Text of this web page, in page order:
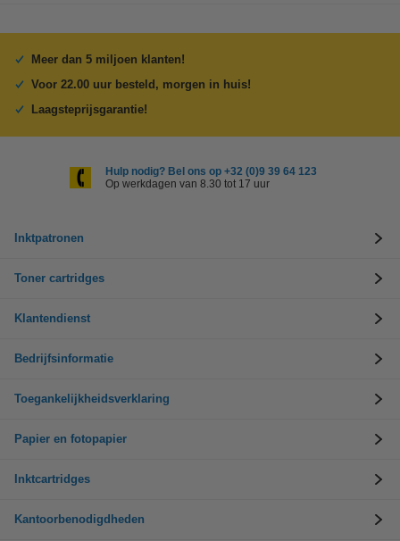
Meer dan 5 miljoen klanten!
Voor 22.00 uur besteld, morgen in huis!
Laagsteprijsgarantie!
Hulp nodig? Bel ons op +32 (0)9 39 64 123
Op werkdagen van 8.30 tot 17 uur
Inktpatronen
Toner cartridges
Klantendienst
Bedrijfsinformatie
Toegankelijkheidsverklaring
Papier en fotopapier
Inktcartridges
Kantoorbenodigdheden